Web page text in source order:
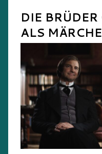
DIE
ALS